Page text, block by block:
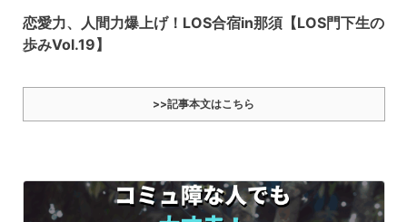
恋愛力、人間力爆上げ！LOS合宿in那須【LOS門下生の
歩みVol.19】
>>記事本文はこちら